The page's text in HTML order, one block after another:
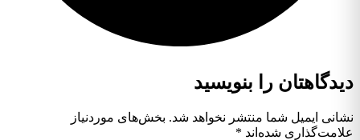
دیدگاهتان را بنویسید
نشانی ایمیل شما منتشر نخواهد شد. بخش‌های موردنیاز
علامت‌گذاری شده‌اند *